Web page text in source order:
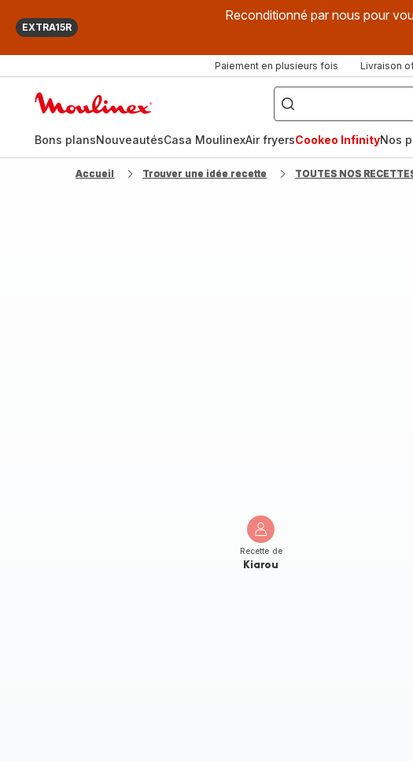
EXTRA15R
Reconditionné par nous pour
Paiement en plusieurs fois Livraison
["Que
recherchez-
vous
?",
fryer",
"Companion"]
Bons plansNouveautésCasa MoulinexAir fryersCookeo InfinityNos
Accueil Trouver une idée recette TOUTES NOS
Recette de
Kiarou